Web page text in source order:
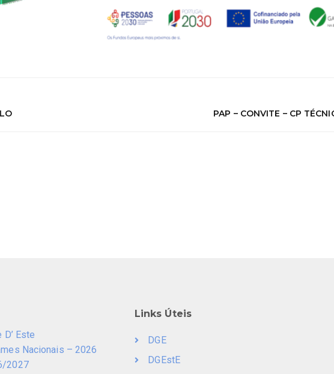
PAP – CONVITE – CP
Este
Nacionais – 2026
2027
Links Úteis
DGE
DGEstE